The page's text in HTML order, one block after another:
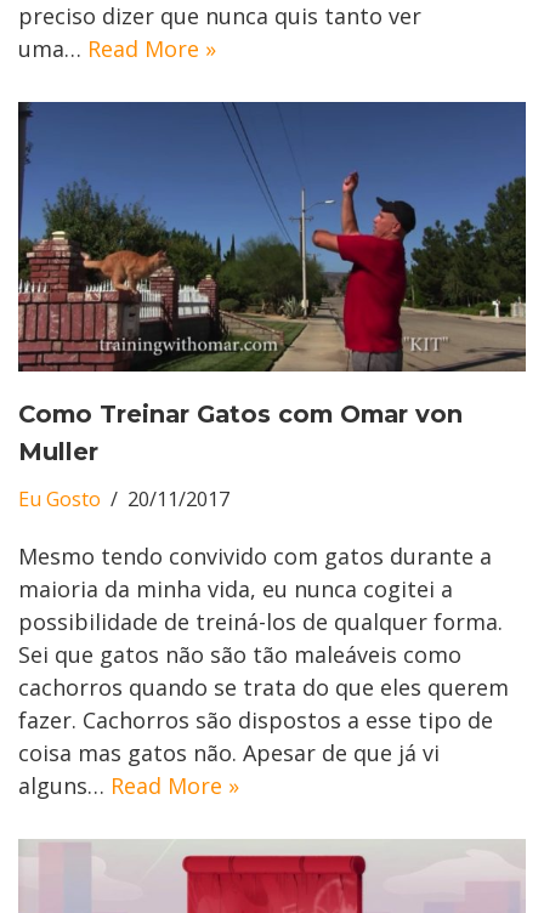
preciso dizer que nunca quis tanto ver
uma… Read More »
Como Treinar Gatos com Omar von
Muller
Eu Gosto 20/11/2017
Mesmo tendo convivido com gatos durante a
maioria da minha vida, eu nunca cogitei a
possibilidade de treiná-los de qualquer forma.
Sei que gatos não são tão maleáveis como
cachorros quando se trata do que eles querem
fazer. Cachorros são dispostos a esse tipo de
coisa mas gatos não. Apesar de que já vi
alguns… Read More »